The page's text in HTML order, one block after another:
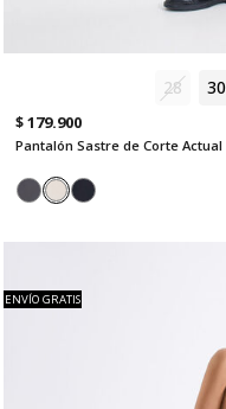
28 30
$ 179.900
Pantalón Sastre de Corte Actual
ENVÍO GRATIS